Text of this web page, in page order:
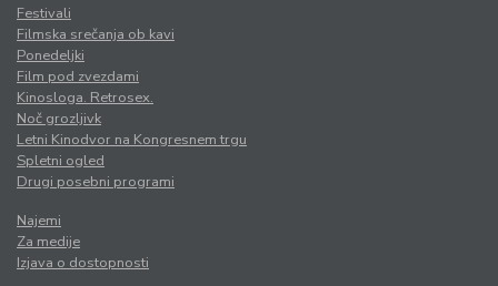
Festivali
Filmska srečanja ob kavi
Ponedeljki
Film pod zvezdami
Kinosloga. Retrosex.
Noč grozljivk
Letni Kinodvor na Kongresnem trgu
Spletni ogled
Drugi posebni programi
Najemi
Za medije
Izjava o dostopnosti